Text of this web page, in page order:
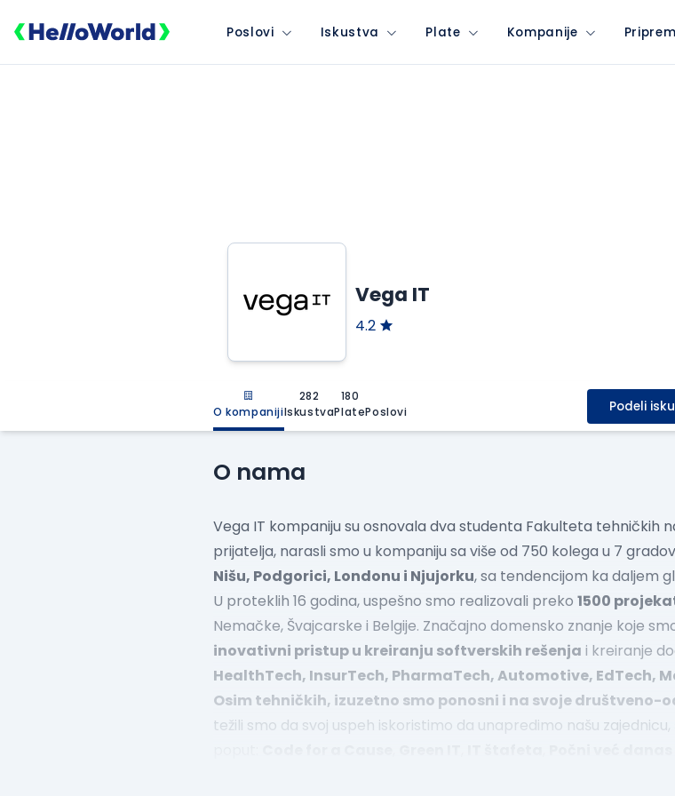
Poslovi Iskustva Plate Kompanije
Vega IT
4.2
O kompaniji
282
Iskustva
180
PlatePoslovi Podeli
O nama
Vega IT kompaniju su osnovala dva studenta Fakulteta tehničkih
prijatelja, narasli smo u kompaniju sa više od 750 kolega u 7
Nišu, Podgorici, Londonu i Njujorku, sa tendencijom ka daljem
U proteklih 16 godina, uspešno smo realizovali preko 1500
Nemačke, Švajcarske i Belgije. Značajno domensko znanje koje
inovativni pristup u kreiranju softverskih rešenja i kreiranje
HealthTech, InsurTech, PharmaTech, Automotive, EdTech,
Osim tehničkih, izuzetno smo ponosni i na svoje društveno-
težili smo da svoj uspeh iskoristimo da unapredimo našu